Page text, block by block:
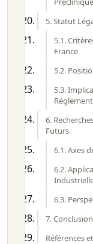
5. Statut
5.1.
France
5.2.
5.3.
6.
Futurs
6.1. Axes
6.2.
6.3.
7. Conclusion
Références